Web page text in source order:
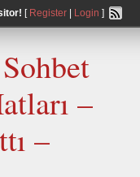
[ Register| Login ]
–
–